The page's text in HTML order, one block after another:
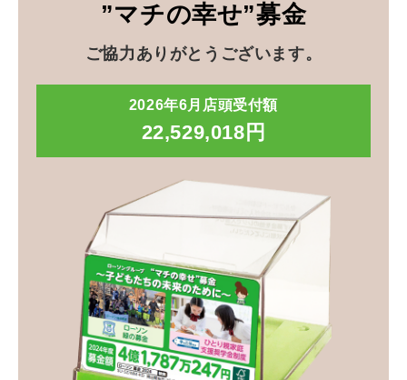
”マチの幸せ”募金
ご協力ありがとうございます。
2026年6月店頭受付額
22,529,018円